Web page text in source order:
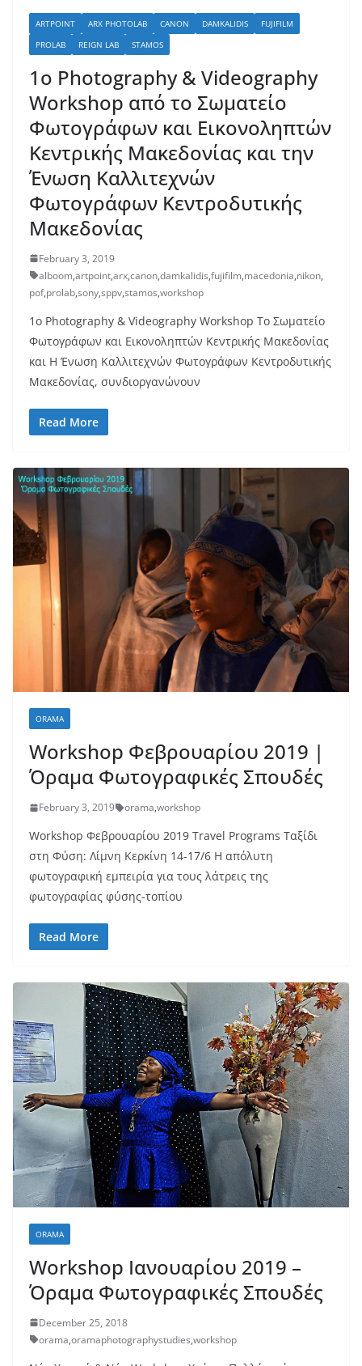
ARTPOINT ARX PHOTOLAB CANON DAMKALIDIS
FUJIFILM
PROLAB
REIGN LAB STAMOS
1ο Photography & Videography
Workshop από το Σωματείο
Φωτογράφων και Εικονοληπτών
Κεντρικής Μακεδονίας και την
Ένωση Καλλιτεχνών
Φωτογράφων Κεντροδυτικής
Μακεδονίας
February 3, 2019
alboom,artpoint,arx,canon,damkalidis,fujifilm,macedonia,nikon,
pof,prolab,sony,sppv,stamos,workshop
1ο Photography & Videography Workshop Το Σωματείο
Φωτογράφων και Εικονοληπτών Κεντρικής Μακεδονίας
και Η Ένωση Καλλιτεχνών Φωτογράφων Κεντροδυτικής
Μακεδονίας, συνδιοργανώνουν
Read More
ORAMA
Workshop Φεβρουαρίου 2019 |
Όραμα Φωτογραφικές Σπουδές
February 3, 2019 orama,workshop
Workshop Φεβρουαρίου 2019 Travel Programs Ταξίδι
στη Φύση: Λίμνη Κερκίνη 14-17/6 Η απόλυτη
φωτογραφική εμπειρία για τους λάτρεις της
φωτογραφίας φύσης-τοπίου
Read More
ORAMA
Workshop Ιανουαρίου 2019 –
Όραμα Φωτογραφικές Σπουδές
December 25, 2018
orama,oramaphotographystudies,workshop